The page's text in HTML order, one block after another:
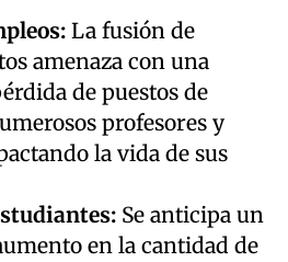
La fusión de
amenaza con una
de puestos de
profesores y
la vida de sus
Se anticipa un
en la cantidad de